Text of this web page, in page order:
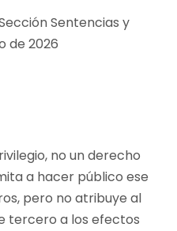
Sección Sentencias y
de 2026
no un derecho
a hacer público ese
pero no atribuye al
tercero a los efectos